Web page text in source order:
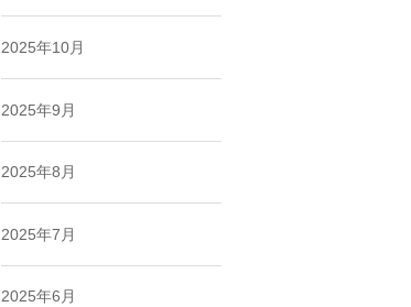
2025年10月
2025年9月
2025年8月
2025年7月
2025年6月